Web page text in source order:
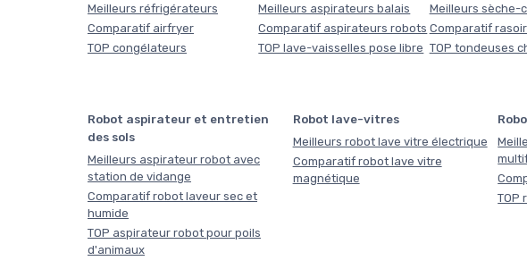
Meilleurs réfrigérateurs
Comparatif airfryer
TOP congélateurs
Meilleurs aspirateurs balais
Comparatif aspirateurs robots
TOP lave-vaisselles pose libre
Meilleurs sèche-
Comparatif
TOP tondeuses
Robot aspirateur et entretien
des sols
Meilleurs aspirateur robot avec
station de vidange
Comparatif robot laveur sec et
humide
TOP aspirateur robot pour poils
d'animaux
Robot lave-vitres
Meilleurs robot lave vitre électrique
Comparatif robot lave vitre
magnétique
TOP